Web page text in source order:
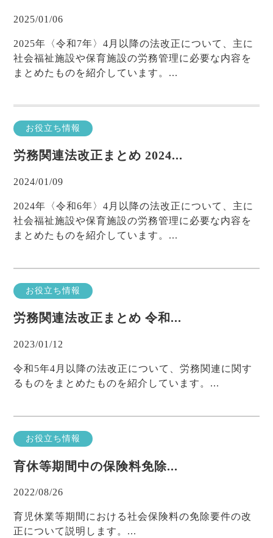
2025/01/06
2025年〈令和7年〉4月以降の法改正について、主に
社会福祉施設や保育施設の労務管理に必要な内容を
まとめたものを紹介しています。...
お役立ち情報
労務関連法改正まとめ 2024...
2024/01/09
2024年〈令和6年〉4月以降の法改正について、主に
社会福祉施設や保育施設の労務管理に必要な内容を
まとめたものを紹介しています。...
お役立ち情報
労務関連法改正まとめ 令和...
2023/01/12
令和5年4月以降の法改正について、労務関連に関す
るものをまとめたものを紹介しています。...
お役立ち情報
育休等期間中の保険料免除...
2022/08/26
育児休業等期間における社会保険料の免除要件の改
正について説明します。...